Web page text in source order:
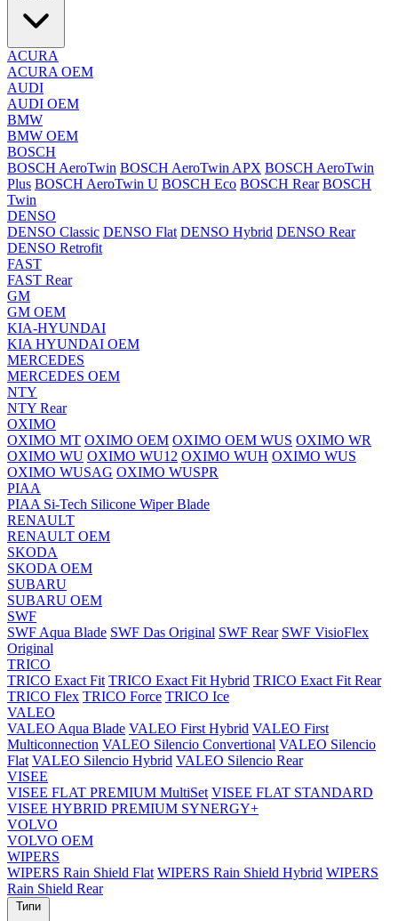
ACURA
ACURA OEM
AUDI
AUDI OEM
BMW
BMW OEM
BOSCH
BOSCH AeroTwin BOSCH AeroTwin APX BOSCH AeroTwin
Plus BOSCH AeroTwin U BOSCH Eco BOSCH Rear BOSCH
Twin
DENSO
DENSO Classic DENSO Flat DENSO Hybrid DENSO Rear
DENSO Retrofit
FAST
FAST Rear
GM
GM OEM
KIA-HYUNDAI
KIA HYUNDAI OEM
MERCEDES
MERCEDES OEM
NTY
NTY Rear
OXIMO
OXIMO MT OXIMO OEM OXIMO OEM WUS OXIMO WR
OXIMO WU OXIMO WU12 OXIMO WUH OXIMO WUS
OXIMO WUSAG OXIMO WUSPR
PIAA
PIAA Si-Tech Silicone Wiper Blade
RENAULT
RENAULT OEM
SKODA
SKODA OEM
SUBARU
SUBARU OEM
SWF
SWF Aqua Blade SWF Das Original SWF Rear SWF VisioFlex
Original
TRICO
TRICO Exact Fit TRICO Exact Fit Hybrid TRICO Exact Fit Rear
TRICO Flex TRICO Force TRICO Ice
VALEO
VALEO Aqua Blade VALEO First Hybrid VALEO First
Multiconnection VALEO Silencio Convertional VALEO Silencio
Flat VALEO Silencio Hybrid VALEO Silencio Rear
VISEE
VISEE FLAT PREMIUM MultiSet VISEE FLAT STANDARD
VISEE HYBRID PREMIUM SYNERGY+
VOLVO
VOLVO OEM
WIPERS
WIPERS Rain Shield Flat WIPERS Rain Shield Hybrid WIPERS
Rain Shield Rear
Типи